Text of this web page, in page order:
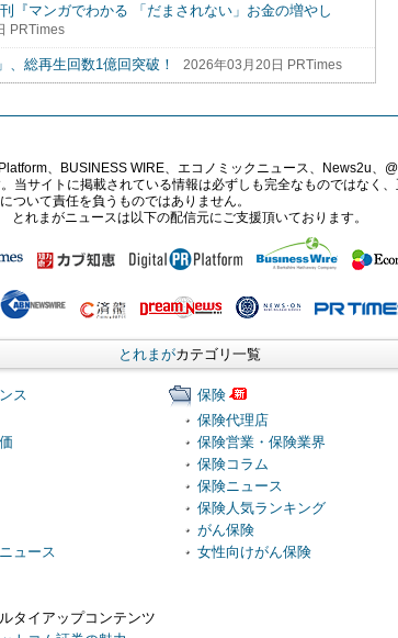
『マンガでわかる 「だまされない」お金の増やし
PRTimes
、総再生回数1億回突破！ 2026年03月20日 PRTimes
、BUSINESS WIRE、エコノミックニュース、News2u、
当サイトに掲載されている情報は必ずしも完全なものではなく
ついて責任を負うものではありません。
とれまがニュースは以下の配信元にご支援頂いております。
とれまがカテゴリ一覧
ス
ュース
タイアップコンテンツ
保険
保険代理店
保険営業・保険業界
保険コラム
保険ニュース
保険人気ランキング
がん保険
女性向けがん保険